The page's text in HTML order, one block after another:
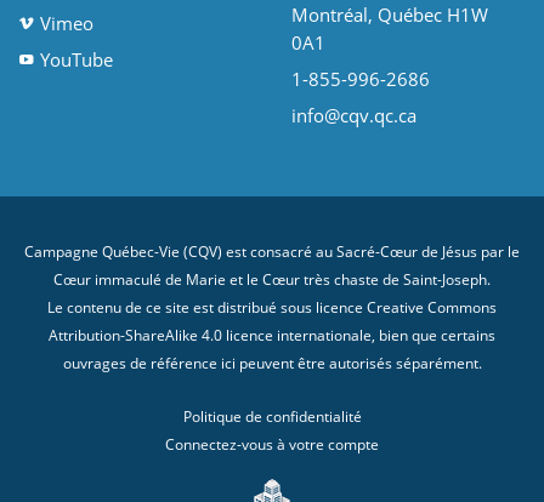
Vimeo
YouTube
Montréal, Québec H1W
0A1
1-855-996-2686
info@cqv.qc.ca
Campagne Québec-Vie (CQV) est consacré au Sacré-Cœur de Jésus par le
Cœur immaculé de Marie et le Cœur très chaste de Saint-Joseph.
Le contenu de ce site est distribué sous licence Creative Commons
Attribution-ShareAlike 4.0 licence internationale , bien que certains
ouvrages de référence ici peuvent être autorisés séparément.
Politique de confidentialité
Connectez-vous à votre compte